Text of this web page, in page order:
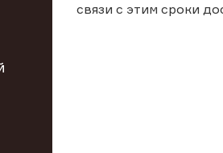
связи с этим сроки